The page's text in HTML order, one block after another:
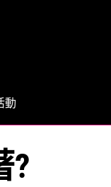
動
?